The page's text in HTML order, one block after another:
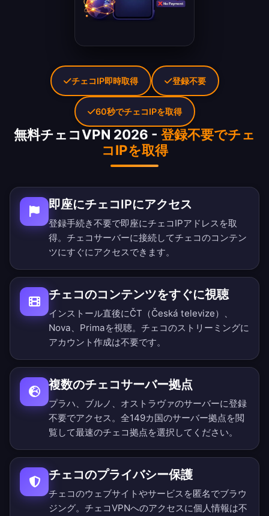
無料チェコVPN 2026 - 登録不要でチェ
コIPを取得
即座にチェコIPにアクセス
登録手続き不要で即座にチェコIPアドレスを取
得。チェコサーバーに接続してチェコのコンテン
ツにすぐにアクセスできます。
チェコのコンテンツをすぐに視聴
インストール直後にČT（Česká televize）、
Nova、Primaを視聴。チェコのストリーミングに
アカウント作成は不要です。
複数のチェコサーバー拠点
プラハ、ブルノ、オストラヴァのサーバーに登録
不要でアクセス。 全149カ国のサーバー拠点を閲
覧 して最速のチェコ拠点を選択してください。
チェコのプライバシー保護
チェコのウェブサイトやサービスを匿名でブラウ
ジング。チェコVPNへのアクセスに個人情報は不
チェコIP即時取得 登録不要
60秒でチェコIPを取得